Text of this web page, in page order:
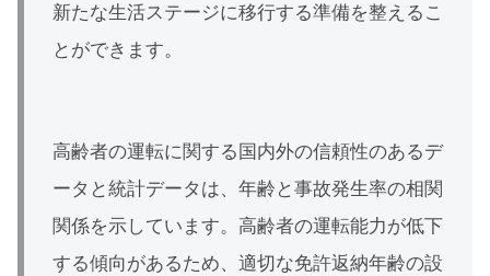
新たな生活ステージに移行する準備を整えるこ
とができます。
高齢者の運転に関する国内外の信頼性のあるデ
ータと統計データは、年齢と事故発生率の相関
関係を示しています。高齢者の運転能力が低下
する傾向があるため、適切な免許返納年齢の設